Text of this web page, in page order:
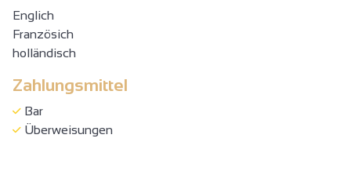
Englich
Französich
holländisch
Zahlungsmittel
Bar
Überweisungen